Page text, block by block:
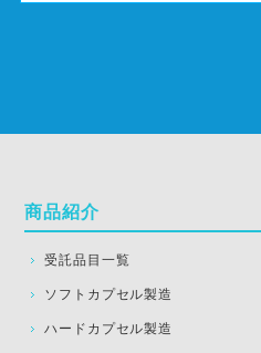
商品紹介
受託品目一覧
ソフトカプセル製造
ハードカプセル製造